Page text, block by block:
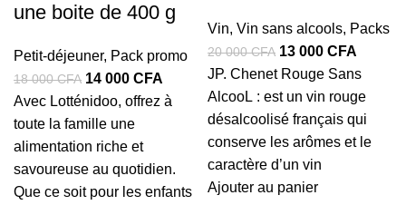
une boite de 400 g
Petit-déjeuner, Pack promo
18 000CFA Le
prix
initial
était :
18
000 CFA.
14 000 CFA
prix
14
000 CFA.
Avec Lotténidoo, offrez à
toute la famille une
alimentation riche et
savoureuse au quotidien.
Que ce soit pour les enfants
Vin, Vin sans alcools, Packs
20 000CFA Le
prix
initial
était :
20
000 CFA.
13 000 CFA
prix
actuel
est :
13
JP. Chenet Rouge Sans
AlcooL : est un vin rouge
désalcoolisé français qui
conserve les arômes et le
caractère d’un vin
Ajouter au panier